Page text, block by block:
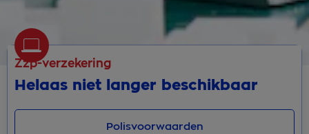
Zzp-verzekering
Helaas niet langer beschikbaar
Polisvoorwaarden